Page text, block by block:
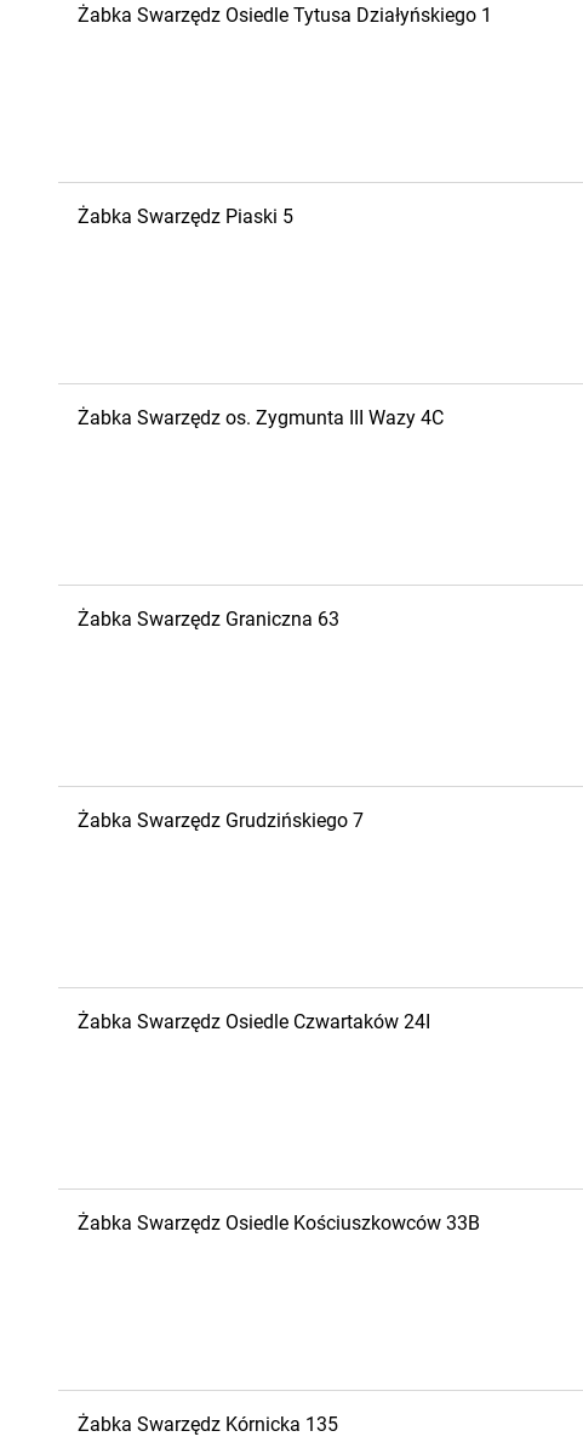
Żabka Swarzędz Osiedle Tytusa Działyńskiego 1
Żabka Swarzędz Piaski 5
Żabka Swarzędz os. Zygmunta III Wazy 4C
Żabka Swarzędz Graniczna 63
Żabka Swarzędz Grudzińskiego 7
Żabka Swarzędz Osiedle Czwartaków 24I
Żabka Swarzędz Osiedle Kościuszkowców 33B
Żabka Swarzędz Kórnicka 135